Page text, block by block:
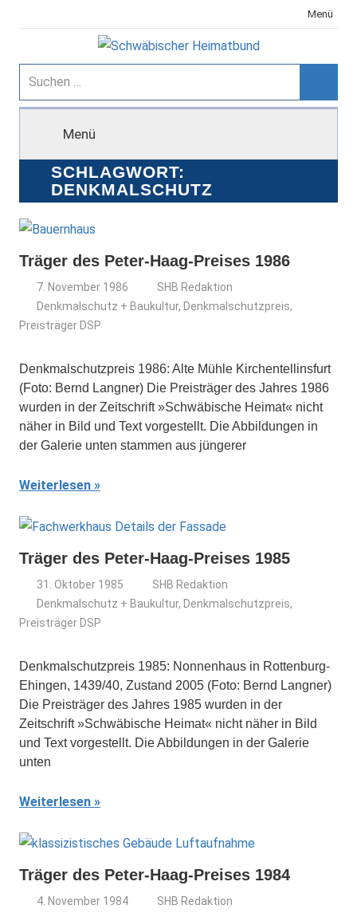
Inhalt
Menü
Schwäbischer
Heimatbund
Suchen
nach:
Menü
SCHLAGWORT:
DENKMALSCHUTZ
Träger des Peter-Haag-Preises 1986
7. November 1986
SHB Redaktion
Denkmalschutz + Baukultur, Denkmalschutzpreis,
Preisträger DSP
Denkmalschutzpreis 1986: Alte Mühle Kirchentellinsfurt
(Foto: Bernd Langner) Die Preisträger des Jahres 1986
wurden in der Zeitschrift »Schwäbische Heimat« nicht
näher in Bild und Text vorgestellt. Die Abbildungen in
der Galerie unten stammen aus jüngerer
Weiterlesen
Träger des Peter-Haag-Preises 1985
31. Oktober 1985
SHB Redaktion
Denkmalschutz + Baukultur, Denkmalschutzpreis,
Preisträger DSP
Denkmalschutzpreis 1985: Nonnenhaus in Rottenburg-
Ehingen, 1439/40, Zustand 2005 (Foto: Bernd Langner)
Die Preisträger des Jahres 1985 wurden in der
Zeitschrift »Schwäbische Heimat« nicht näher in Bild
und Text vorgestellt. Die Abbildungen in der Galerie
unten
Weiterlesen
Träger des Peter-Haag-Preises 1984
4. November 1984
SHB Redaktion